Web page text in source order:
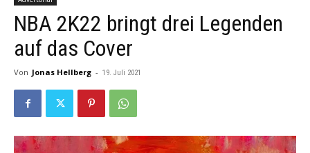
NBA 2K22 bringt drei Legenden
auf das Cover
Von Jonas Hellberg - 19. Juli 2021